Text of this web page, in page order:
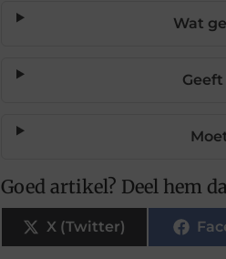
Wat
Goed artikel? Deel hem
X (Twitter)